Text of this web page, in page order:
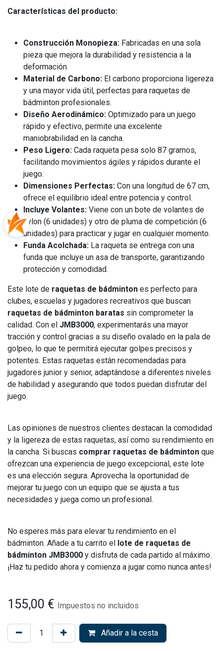
Características del producto:
Construcción Monopieza: Fabricadas en una sola
pieza que mejora la durabilidad y resistencia a la
deformación.
Material de Carbono: El carbono proporciona ligereza
y una mayor vida útil, perfectas para raquetas de
bádminton profesionales.
Diseño Aerodinámico: Optimizado para un juego
rápido y efectivo, permite una excelente
maniobrabilidad en la cancha.
Peso Ligero: Cada raqueta pesa solo 87 gramos,
facilitando movimientos ágiles y rápidos durante el
juego.
Dimensiones Perfectas: Con una longitud de 67 cm,
ofrece el equilibrio ideal entre potencia y control.
Incluye Volantes: Viene con un bote de volantes de
nylon (6 unidades) y otro de pluma de competición (6
unidades) para practicar y jugar en cualquier momento.
Funda Acolchada: La raqueta se entrega con una
funda que incluye un asa de transporte, garantizando
protección y comodidad.
Este lote de raquetas de bádminton es perfecto para
clubes, escuelas y jugadores recreativos que buscan
raquetas de bádminton baratas sin comprometer la
calidad. Con el JMB3000, experimentarás una mayor
tracción y control gracias a su diseño ovalado en la pala de
golpeo, lo que te permitirá ejecutar golpes precisos y
potentes. Estas raquetas están recomendadas para
jugadores junior y senior, adaptándose a diferentes niveles
de habilidad y asegurando que todos puedan disfrutar del
juego.
Las opiniones de nuestros clientes destacan la comodidad
y la ligereza de estas raquetas, así como su rendimiento en
la cancha. Si buscas comprar raquetas de bádminton que
ofrezcan una experiencia de juego excepcional, este lote
es una elección segura. Aprovecha la oportunidad de
mejorar tu juego con un equipo que se ajusta a tus
necesidades y juega como un profesional.
No esperes más para elevar tu rendimiento en el
bádminton. Añade a tu carrito el lote de raquetas de
bádminton JMB3000 y disfruta de cada partido al máximo.
¡Haz tu pedido ahora y comienza a jugar como nunca antes!
155,00 € Impuestos no incluidos
Añadir a la cesta